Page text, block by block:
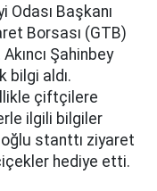
Odası Başkanı
Borsası (GTB)
Şahinbey
bilgi aldı.
çiftçilere
ilgili bilgiler
stanttı ziyaret
hediye etti.